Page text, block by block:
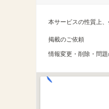
本サービスの性質上
掲載のご依頼
情報変更・削除・問